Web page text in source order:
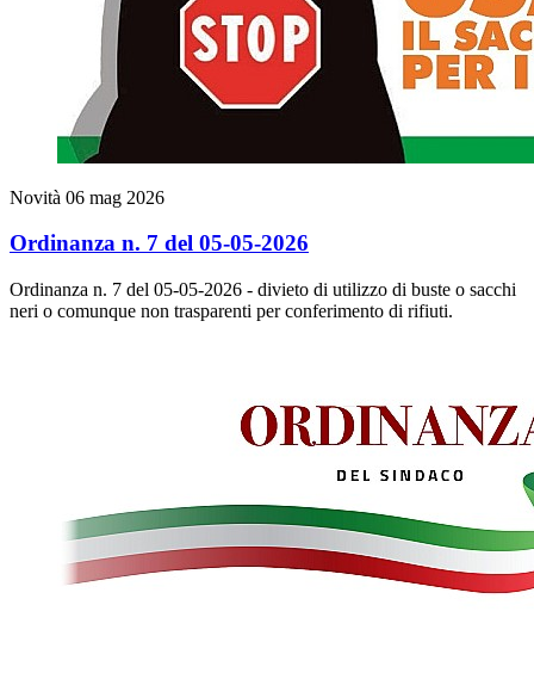
Novità 06 mag 2026
Ordinanza n. 7 del 05-05-2026
Ordinanza n. 7 del 05-05-2026 - divieto di utilizzo di buste o sacchi
neri o comunque non trasparenti per conferimento di rifiuti.